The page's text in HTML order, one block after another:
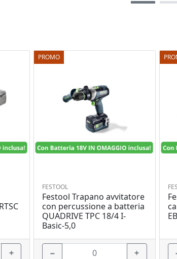
+
PROMO
FESTOOL
Festool Trapano avvitatore
con percussione a batteria
QUADRIVE TPC 18/4 I-
Basic-5,0
− +